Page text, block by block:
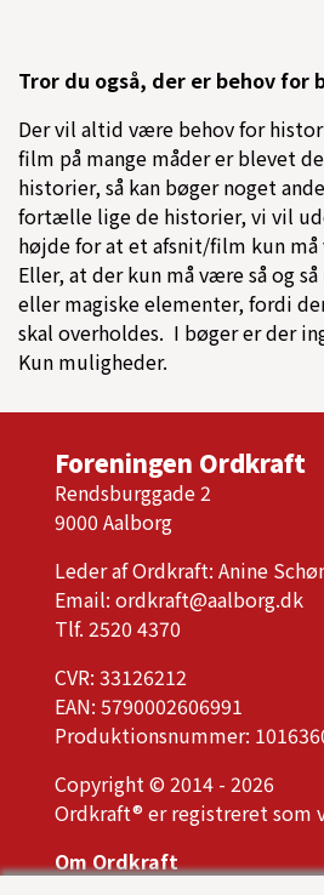
Tror du også, der er behov for
Der vil altid være behov for
film på mange måder er blevet
historier, så kan bøger noget
fortælle lige de historier, vi vil
højde for at et afsnit/film kun
Eller, at der kun må være så og
eller magiske elementer, fordi
skal overholdes. I bøger er der
Kun muligheder.
Foreningen Ordkraft
Rendsburggade 2
9000 Aalborg
Leder af Ordkraft: Anine
Email: ordkraft@aalborg.dk
Tlf. 2520 4370
CVR: 33126212
EAN: 5790002606991
Produktionsnummer:
Copyright © 2014 - 2026
Ordkraft® er registreret som
Om Ordkraft